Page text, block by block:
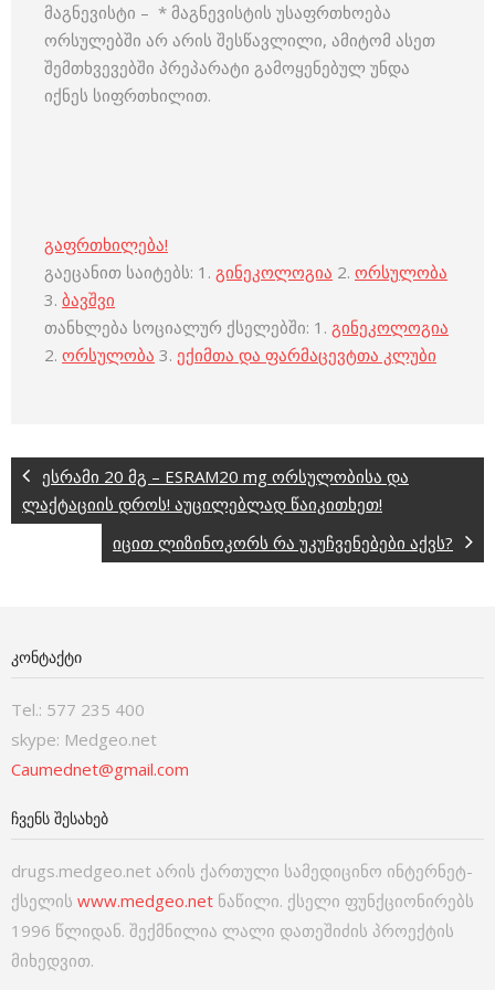
მაგნევისტი – * მაგნევისტის უსაფრთხოება
ორსულებში არ არის შესწავლილი, ამიტომ ასეთ
შემთხვევებში პრეპარატი გამოყენებულ უნდა
იქნეს სიფრთხილით.
გაფრთხილება!
გაეცანით საიტებს: 1. გინეკოლოგია 2. ორსულობა
3. ბავშვი
თანხლება სოციალურ ქსელებში: 1. გინეკოლოგია
2. ორსულობა 3. ექიმთა და ფარმაცევტთა კლუბი
ესრამი 20 მგ – ESRAM20 mg ორსულობისა და
ლაქტაციის დროს! აუცილებლად წაიკითხეთ!
იცით ლიზინოკორს რა უკუჩვენებები აქვს?
ᲙᲝᲜᲢᲐᲥᲢᲘ
Tel.: 577 235 400
skype: Medgeo.net
Caumednet@gmail.com
ᲩᲕᲔᲜᲡ ᲨᲔᲡᲐᲮᲔᲑ
drugs.medgeo.net არის ქართული სამედიცინო ინტერნეტ-
ქსელის www.medgeo.net ნაწილი. ქსელი ფუნქციონირებს
1996 წლიდან. შექმნილია ლალი დათეშიძის პროექტის
მიხედვით.